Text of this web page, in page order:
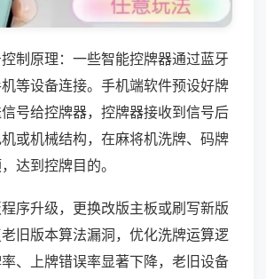
制原理：一些智能控牌器通过蓝牙
等设备连接。手机端软件预设好牌
号给控牌器，控牌器接收到信号后
或机械结构，在麻将机洗牌、码牌
达到控牌目的。
序升级，更换改版主板或刷写新版
旧版本算法漏洞，优化洗牌运算逻
、上牌错误率显著下降，老旧设备